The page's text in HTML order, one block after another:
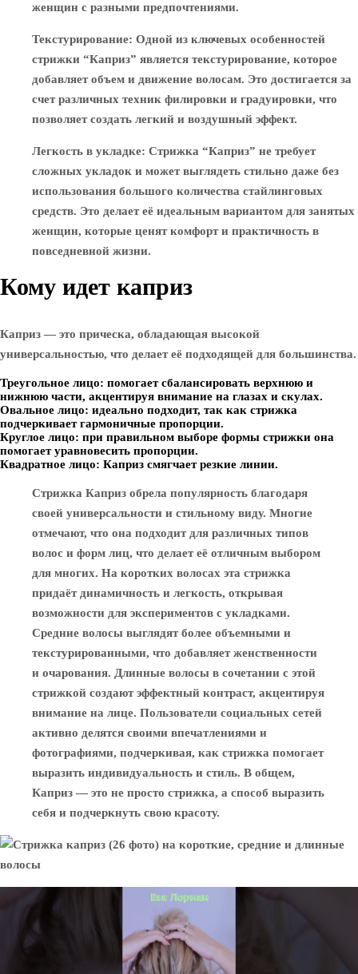
женщин с разными предпочтениями.
Текстурирование: Одной из ключевых особенностей
стрижки “Каприз” является текстурирование, которое
добавляет объем и движение волосам. Это достигается за
счет различных техник филировки и градуировки, что
позволяет создать легкий и воздушный эффект.
Легкость в укладке: Стрижка “Каприз” не требует
сложных укладок и может выглядеть стильно даже без
использования большого количества стайлинговых
средств. Это делает её идеальным вариантом для занятых
женщин, которые ценят комфорт и практичность в
повседневной жизни.
Кому идет каприз
Каприз — это прическа, обладающая высокой
универсальностью, что делает её подходящей для большинства.
Треугольное лицо: помогает сбалансировать верхнюю и
нижнюю части, акцентируя внимание на глазах и скулах.
Овальное лицо: идеально подходит, так как стрижка
подчеркивает гармоничные пропорции.
Круглое лицо: при правильном выборе формы стрижки она
помогает уравновесить пропорции.
Квадратное лицо: Каприз смягчает резкие линии.
Стрижка Каприз обрела популярность благодаря
своей универсальности и стильному виду. Многие
отмечают, что она подходит для различных типов
волос и форм лиц, что делает её отличным выбором
для многих. На коротких волосах эта стрижка
придаёт динамичность и легкость, открывая
возможности для экспериментов с укладками.
Средние волосы выглядят более объемными и
текстурированными, что добавляет женственности
и очарования. Длинные волосы в сочетании с этой
стрижкой создают эффектный контраст, акцентируя
внимание на лице. Пользователи социальных сетей
активно делятся своими впечатлениями и
фотографиями, подчеркивая, как стрижка помогает
выразить индивидуальность и стиль. В общем,
Каприз — это не просто стрижка, а способ выразить
себя и подчеркнуть свою красоту.